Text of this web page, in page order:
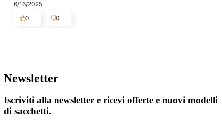
6/16/2025
0
0
Newsletter
Iscriviti alla newsletter e ricevi offerte e nuovi modelli
di sacchetti.